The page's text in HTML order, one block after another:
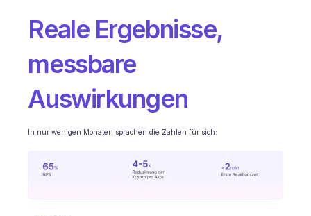
Reale Ergebnisse,
messbare
Auswirkungen
In nur wenigen Monaten sprachen die Zahlen für sich: